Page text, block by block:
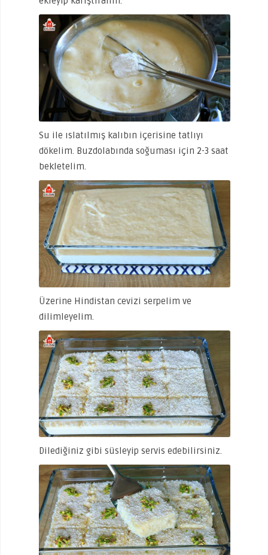
Su ile ıslatılmış kalıbın içerisine tatlıyı
dökelim. Buzdolabında soğuması için 2-3 saat
bekletelim.
Üzerine Hindistan cevizi serpelim ve
dilimleyelim.
Dilediğiniz gibi süsleyip servis edebilirsiniz.